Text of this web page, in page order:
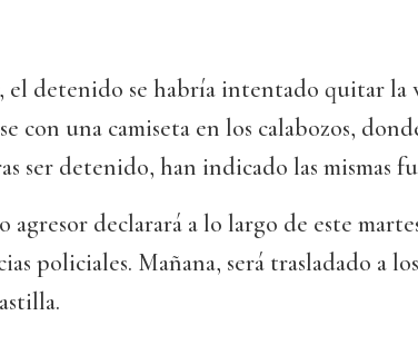
el detenido se habría intentado quitar la
con una camiseta en los calabozos,
ser detenido, han indicado las mismas
agresor declarará a lo largo de este
policiales. Mañana, será trasladado a